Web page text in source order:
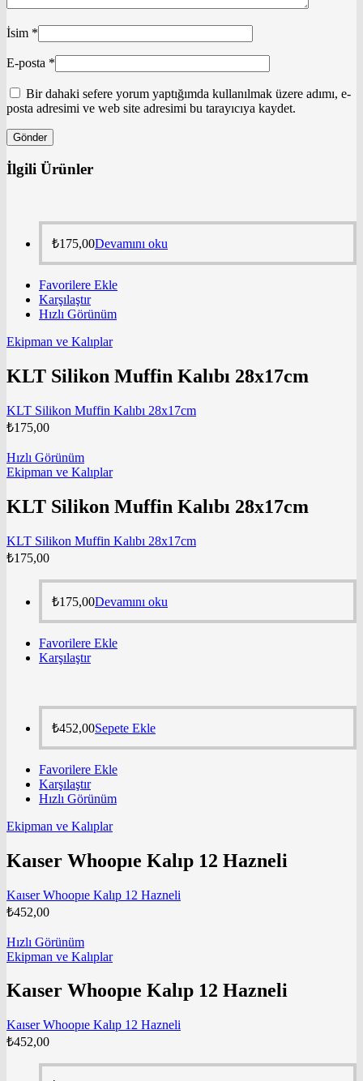
İsim *
E-posta *
Bir dahaki sefere yorum yaptığımda kullanılmak üzere adımı, e-
posta adresimi ve web site adresimi bu tarayıcıya kaydet.
İlgili Ürünler
₺175,00Devamını oku
Favorilere Ekle
Karşılaştır
Hızlı Görünüm
Ekipman ve Kalıplar
KLT Silikon Muffin Kalıbı 28x17cm
KLT Silikon Muffin Kalıbı 28x17cm
₺175,00
Hızlı Görünüm
Ekipman ve Kalıplar
KLT Silikon Muffin Kalıbı 28x17cm
KLT Silikon Muffin Kalıbı 28x17cm
₺175,00
₺175,00Devamını oku
Favorilere Ekle
Karşılaştır
₺452,00Sepete Ekle
Favorilere Ekle
Karşılaştır
Hızlı Görünüm
Ekipman ve Kalıplar
Kaıser Whoopıe Kalıp 12 Hazneli
Kaıser Whoopıe Kalıp 12 Hazneli
₺452,00
Hızlı Görünüm
Ekipman ve Kalıplar
Kaıser Whoopıe Kalıp 12 Hazneli
Kaıser Whoopıe Kalıp 12 Hazneli
₺452,00